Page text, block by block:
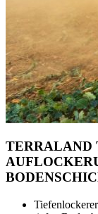
TERRALAND